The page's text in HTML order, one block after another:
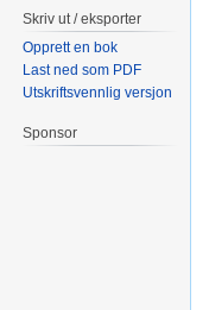
Skriv ut / eksporter
Opprett en bok
Last ned som PDF
Utskriftsvennlig versjon
Sponsor